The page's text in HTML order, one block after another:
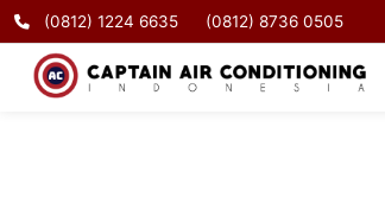
(0812) 1224 6635 (0812) 8736 0505